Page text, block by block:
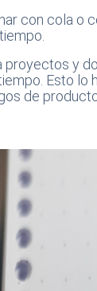
con cola o
proyectos y
Esto lo
de